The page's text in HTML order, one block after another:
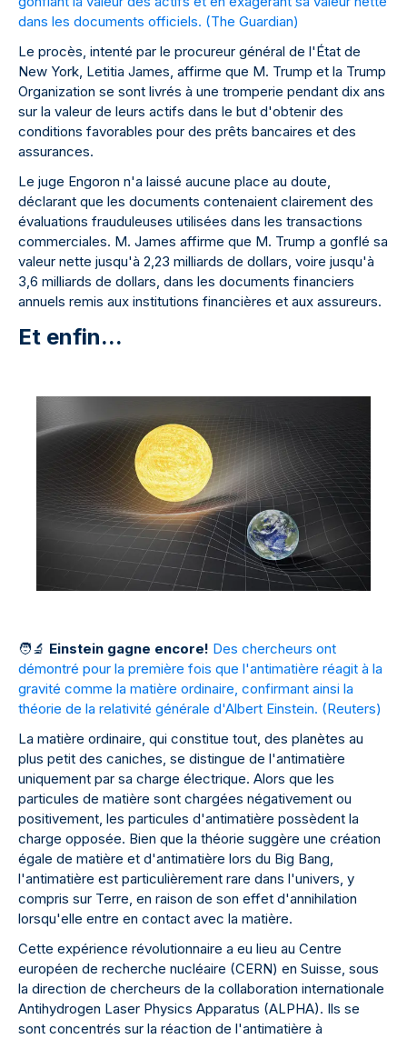
dans les documents officiels. (The Guardian)
Le procès, intenté par le procureur général de l'État de
New York, Letitia James, affirme que M. Trump et la Trump
Organization se sont livrés à une tromperie pendant dix ans
sur la valeur de leurs actifs dans le but d'obtenir des
conditions favorables pour des prêts bancaires et des
assurances.
Le juge Engoron n'a laissé aucune place au doute,
déclarant que les documents contenaient clairement des
évaluations frauduleuses utilisées dans les transactions
commerciales. M. James affirme que M. Trump a gonflé sa
valeur nette jusqu'à 2,23 milliards de dollars, voire jusqu'à
3,6 milliards de dollars, dans les documents financiers
annuels remis aux institutions financières et aux assureurs.
Et enfin...
🧑🔬 Einstein gagne encore! Des chercheurs ont
démontré pour la première fois que l'antimatière réagit à la
gravité comme la matière ordinaire, confirmant ainsi la
théorie de la relativité générale d'Albert Einstein. (Reuters)
La matière ordinaire, qui constitue tout, des planètes au
plus petit des caniches, se distingue de l'antimatière
uniquement par sa charge électrique. Alors que les
particules de matière sont chargées négativement ou
positivement, les particules d'antimatière possèdent la
charge opposée. Bien que la théorie suggère une création
égale de matière et d'antimatière lors du Big Bang,
l'antimatière est particulièrement rare dans l'univers, y
compris sur Terre, en raison de son effet d'annihilation
lorsqu'elle entre en contact avec la matière.
Cette expérience révolutionnaire a eu lieu au Centre
européen de recherche nucléaire (CERN) en Suisse, sous
la direction de chercheurs de la collaboration internationale
Antihydrogen Laser Physics Apparatus (ALPHA). Ils se
sont concentrés sur la réaction de l'antimatière à